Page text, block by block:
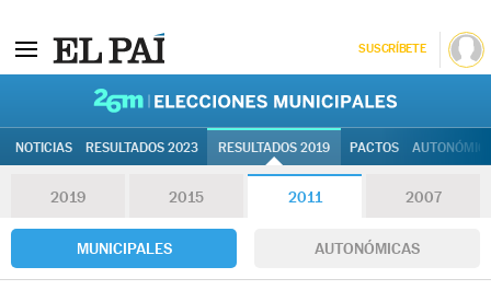
SUSCRÍBETE
NOTICIAS RESULTADOS 2023 RESULTADOS 2019 PACTOS
2019 2015 2011 2007
MUNICIPALES AUTONÓMICAS